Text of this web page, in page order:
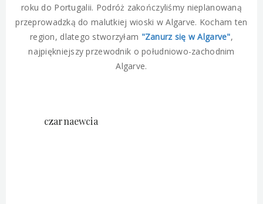
roku do Portugalii. Podróż zakończyliśmy nieplanowaną
przeprowadzką do malutkiej wioski w Algarve. Kocham ten
region, dlatego stworzyłam "Zanurz się w Algarve",
najpiękniejszy przewodnik o południowo-zachodnim
Algarve.
czarnaewcia